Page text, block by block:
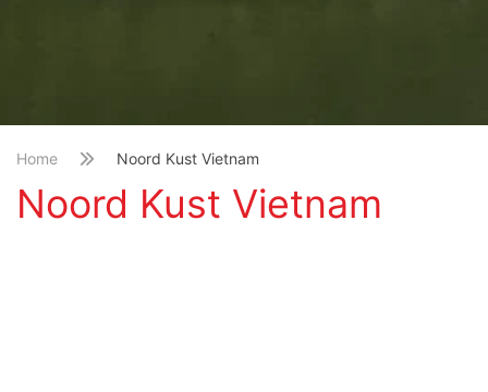
Home Noord Kust Vietnam
Noord Kust Vietnam